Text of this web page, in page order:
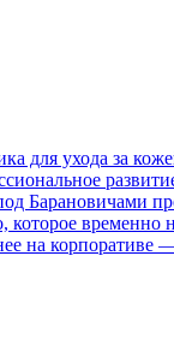
для ухода за
Барановичами
которое временно
на корпоративе